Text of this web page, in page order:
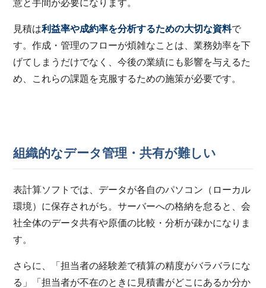
意と手間が必要になります。
見積は利益率や成約率を分析するための大切な資料で
す。作成・管理のフローが煩雑なことは、業務効率を下
げてしまうだけでなく、今後の業績にも影響を与えるた
め、これらの課題を克服するための施策が必要です。
組織的なデータ管理・共有が難しい
表計算ソフトでは、データが各自のパソコン（ローカル
環境）に保存されがち。サーバーへの格納を怠ると、会
社全体のデータ共有や原価の比較・分析が疎かになりま
す。
さらに、「担当者の経験差で積算の精度がバラバラにな
る」「担当者が不在のときに見積書がどこにあるか分か